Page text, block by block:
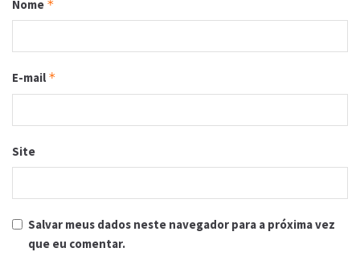
Nome *
E-mail *
Site
Salvar meus dados neste navegador para a próxima vez
que eu comentar.